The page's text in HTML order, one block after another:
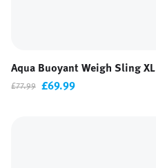
Aqua Buoyant Weigh Sling XL
£77.99 £69.99